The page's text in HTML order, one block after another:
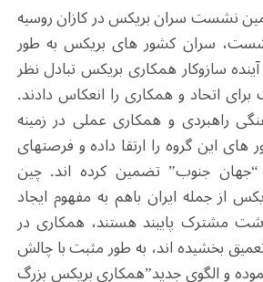
نشست سران بریکس در کازان روسیه
سران کشور های بریکس به طور
سازوکار همکاری بریکس تبادل نظر
اتحاد و همکاری را انعکاس دادند.
راهبردی و همکاری عملی در زمینه
این گروه را ارتقا داده و فرصتهای
“جهان جنوب” تضمین کرده اند. چین
از جمله ایران باهم به مفهوم ایجاد
مشترک پایبند هستند، همکاری در
بخشیده اند، به طور مثبت با چالش
و الگوی جدید”همکاری بریکس بزرگ